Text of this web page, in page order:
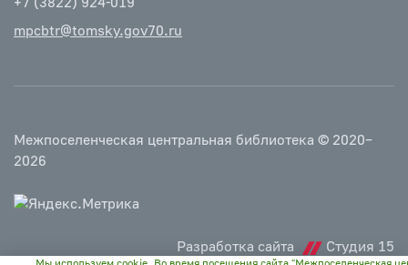
mpcbtr@tomsky.gov70.ru
Межпоселенческая центральная библиотека © 2020–
2026
Разработка сайта Студия 15